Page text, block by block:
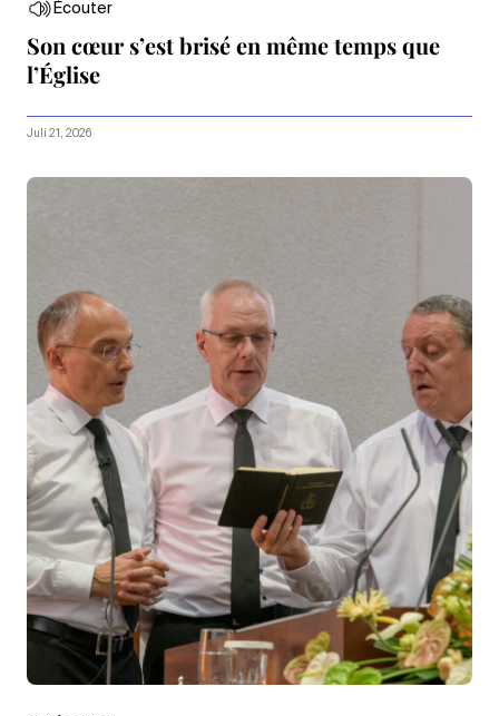
Écouter
Son cœur s’est brisé en même temps que
l’Église
Juli 21, 2026